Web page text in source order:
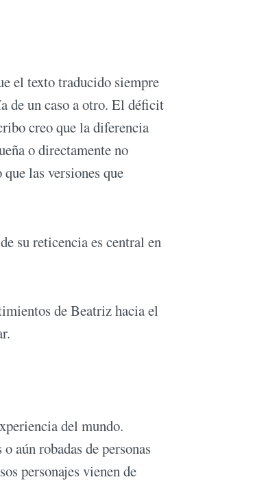
el texto traducido siempre
de un caso a otro. El déficit
creo que la diferencia
o directamente no
las versiones que
su reticencia es central en
de Beatriz hacia el
del mundo.
aún robadas de personas
personajes vienen de